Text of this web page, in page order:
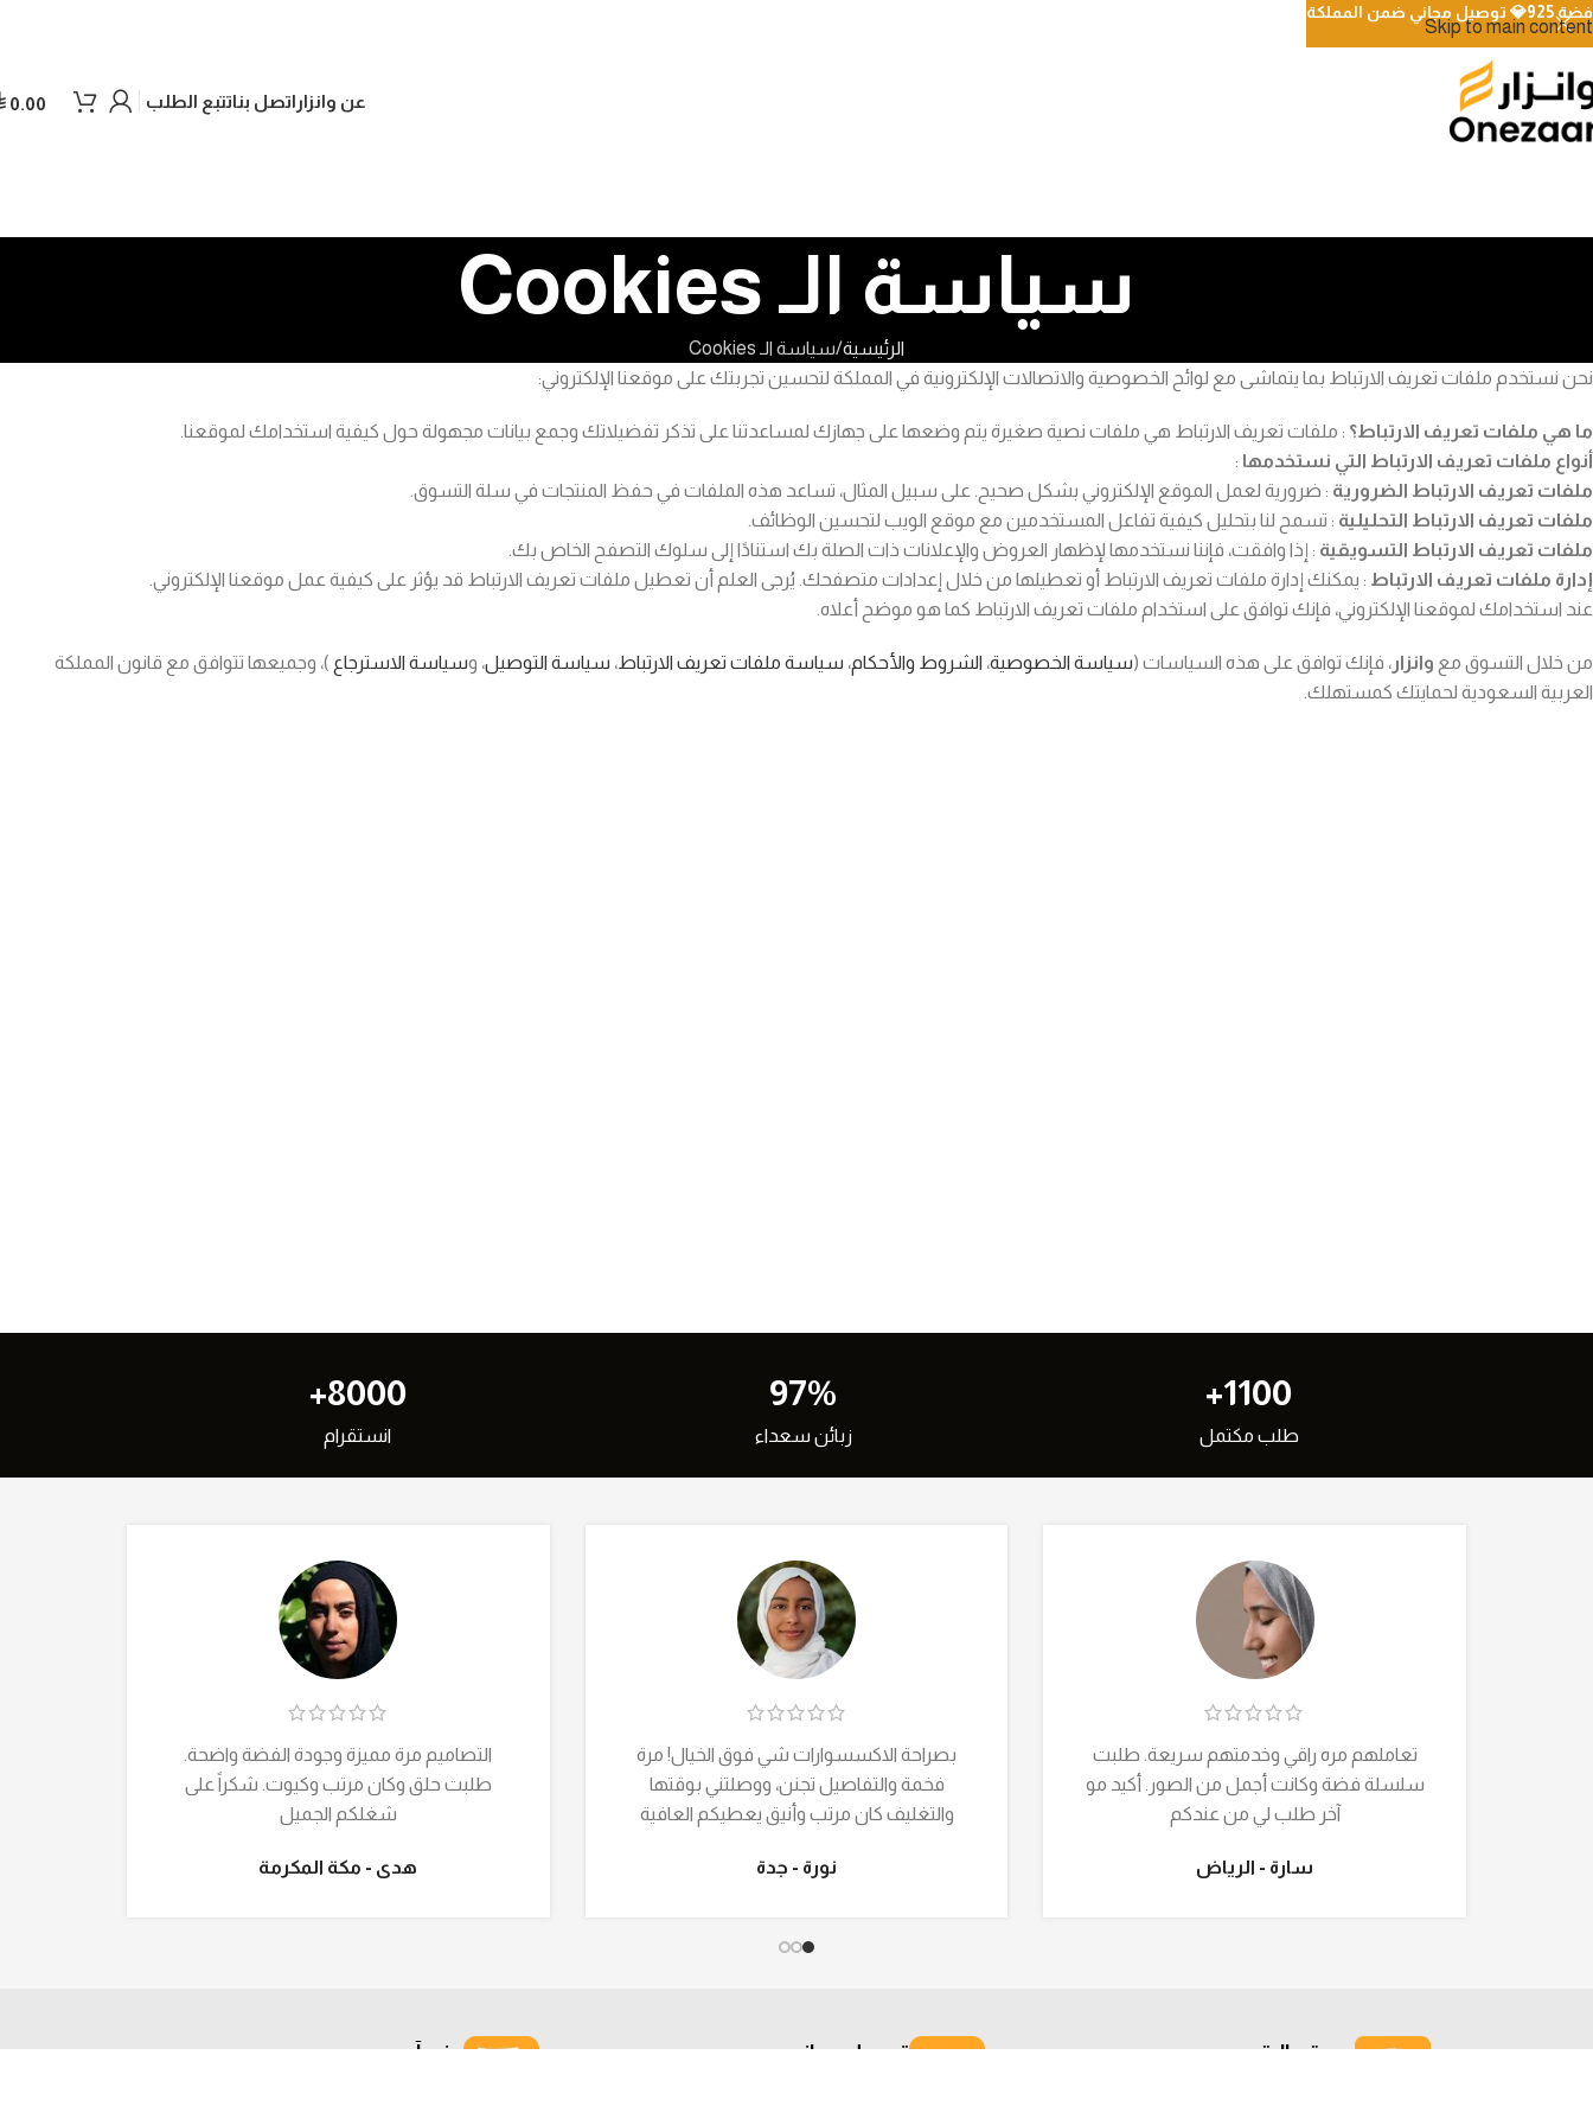
Skip to main content
عن وانزار اتصل بناتتبع الطلب 0.00
سياسة الـ Cookies
الرئيسية سياسة الـ Cookies
نحن نستخدم ملفات تعريف الارتباط بما يتماشى مع لوائح الخصوصية والاتصالات الإلكترونية في المملكة لتحسين تجربتك على موقعنا الإلكتروني:
ما هي ملفات تعريف الارتباط؟ : ملفات تعريف الارتباط هي ملفات نصية صغيرة يتم وضعها على جهازك لمساعدتنا على تذكر تفضيلاتك وجمع بيانات مجهولة حول كيفية استخدامك لموقعنا.
أنواع ملفات تعريف الارتباط التي نستخدمها :
ملفات تعريف الارتباط الضرورية : ضرورية لعمل الموقع الإلكتروني بشكل صحيح. على سبيل المثال، تساعد هذه الملفات في حفظ المنتجات في سلة التسوق.
ملفات تعريف الارتباط التحليلية : تسمح لنا بتحليل كيفية تفاعل المستخدمين مع موقع الويب لتحسين الوظائف.
ملفات تعريف الارتباط التسويقية : إذا وافقت، فإننا نستخدمها لإظهار العروض والإعلانات ذات الصلة بك استنادًا إلى سلوك التصفح الخاص بك.
إدارة ملفات تعريف الارتباط : يمكنك إدارة ملفات تعريف الارتباط أو تعطيلها من خلال إعدادات متصفحك. يُرجى العلم أن تعطيل ملفات تعريف الارتباط قد يؤثر على كيفية عمل موقعنا الإلكتروني.
عند استخدامك لموقعنا الإلكتروني، فإنك توافق على استخدام ملفات تعريف الارتباط كما هو موضح أعلاه.
من خلال التسوق مع وانزار ، فإنك توافق على هذه السياسات (سياسة الخصوصية، الشروط والأحكام، سياسة ملفات تعريف الارتباط، سياسة التوصيل، وسياسة الاسترجاع )، وجميعها تتوافق مع قانون المملكة
العربية السعودية لحمايتك كمستهلك.
1100+
طلب مكتمل
97%
زبائن سعداء
8000+
انستقرام
تعاملهم مره راقي وخدمتهم سريعة. طلبت
سلسلة فضة وكانت أجمل من الصور. أكيد مو
آخر طلب لي من عندكم
سارة - الرياض
بصراحة الاكسسوارات شي فوق الخيال! مرة
فخمة والتفاصيل تجنن، ووصلتني بوقتها
والتغليف كان مرتب وأنيق يعطيكم العافية
نورة - جدة
التصاميم مرة مميزة وجودة الفضة واضحة.
طلبت حلق وكان مرتب وكيوت. شكراً على
شغلكم الجميل
هدى - مكة المكرمة
جودة عالية توصيل مجاني دفع آمن
فضة 925💎 توصيل مجاني ضمن المملكة